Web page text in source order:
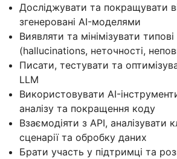
Досліджувати та покращувати
згенеровані AI-моделями
Виявляти та мінімізувати
(hallucinations, неточності,
Писати, тестувати та
LLM
Використовувати AI-
аналізу та покращення коду
Взаємодіяти з API, аналізувати
сценарії та обробку даних
Брати участь у підтримці та